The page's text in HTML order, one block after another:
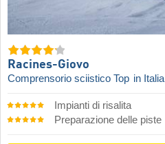
Racines-Giovo
Comprensorio sciistico Top in Italia
Impianti di risalita
Preparazione delle piste